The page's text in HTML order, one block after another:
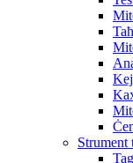
Strument